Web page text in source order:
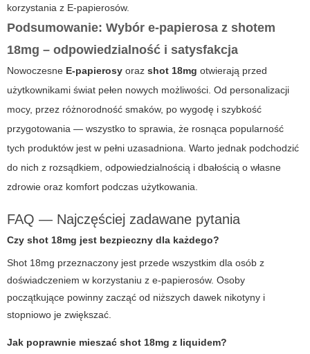
korzystania z E-papierosów.
Podsumowanie: Wybór e-papierosa z shotem
18mg – odpowiedzialność i satysfakcja
Nowoczesne E-papierosy oraz shot 18mg otwierają przed
użytkownikami świat pełen nowych możliwości. Od personalizacji
mocy, przez różnorodność smaków, po wygodę i szybkość
przygotowania — wszystko to sprawia, że rosnąca popularność
tych produktów jest w pełni uzasadniona. Warto jednak podchodzić
do nich z rozsądkiem, odpowiedzialnością i dbałością o własne
zdrowie oraz komfort podczas użytkowania.
FAQ — Najczęściej zadawane pytania
Czy shot 18mg jest bezpieczny dla każdego?
Shot 18mg przeznaczony jest przede wszystkim dla osób z
doświadczeniem w korzystaniu z e-papierosów. Osoby
początkujące powinny zacząć od niższych dawek nikotyny i
stopniowo je zwiększać.
Jak poprawnie mieszać shot 18mg z liquidem?